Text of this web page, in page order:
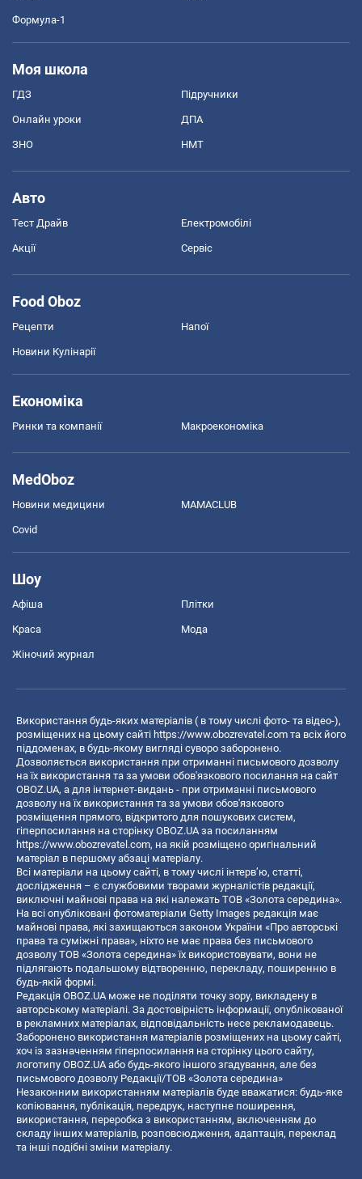
Формула-1
Моя школа
ГДЗ Підручники
Онлайн уроки ДПА
ЗНО НМТ
Авто
Тест Драйв Електромобілі
Акції Сервіс
Food Oboz
Рецепти Напої
Новини Кулінарії
Економіка
Ринки та компанії Макроекономіка
MedOboz
Новини медицини MAMACLUB
Covid
Шоу
Афіша Плітки
Краса Мода
Жіночий журнал
Використання будь-яких матеріалів ( в тому числі фото- та відео-),
розміщених на цьому сайті https://www.obozrevatel.com та всіх його
піддоменах, в будь-якому вигляді суворо заборонено.
Дозволяється використання при отриманні письмового дозволу
на їх використання та за умови обов'язкового посилання на сайт
OBOZ.UA, а для інтернет-видань - при отриманні письмового
дозволу на їх використання та за умови обов'язкового
розміщення прямого, відкритого для пошукових систем,
гіперпосилання на сторінку OBOZ.UA за посиланням
https://www.obozrevatel.com, на якій розміщено оригінальний
матеріал в першому абзаці матеріалу.
Всі матеріали на цьому сайті, в тому числі інтерв’ю, статті,
дослідження – є службовими творами журналістів редакції,
виключні майнові права на які належать ТОВ «Золота середина».
На всі опубліковані фотоматеріали Getty Images редакція має
майнові права, які захищаються законом України «Про авторські
права та суміжні права», ніхто не має права без письмового
дозволу ТОВ «Золота середина» їх використовувати, вони не
підлягають подальшому відтворенню, перекладу, поширенню в
будь-якій формі.
Редакція OBOZ.UA може не поділяти точку зору, викладену в
авторському матеріалі. За достовірність інформації, опублікованої
в рекламних матеріалах, відповідальність несе рекламодавець.
Заборонено використання матеріалів розміщених на цьому сайті,
хоч із зазначенням гіперпосилання на сторінку цього сайту,
логотипу OBOZ.UA або будь-якого іншого згадування, але без
письмового дозволу Редакції/ТОВ «Золота середина»
Незаконним використанням матеріалів буде вважатися: будь-яке
копiювання, публiкацiя, передрук, наступне поширення,
використання, переробка з використанням, включенням до
складу інших матеріалів, розповсюдження, адаптація, переклад
та інші подібні зміни матеріалу.